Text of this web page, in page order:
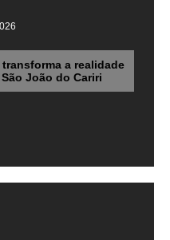
a realidade
João do Cariri